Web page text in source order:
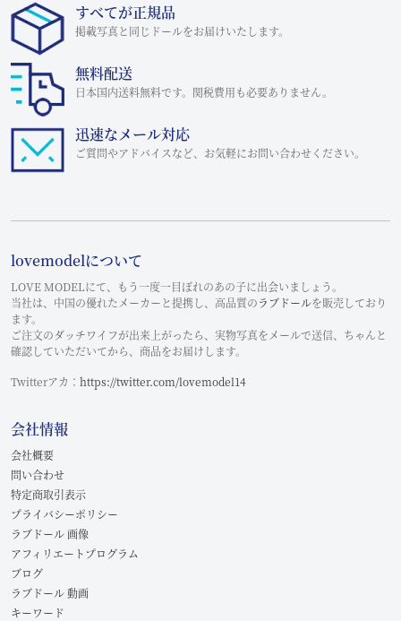
すべてが正規品
掲載写真と同じドールをお届けいたします。
無料配送
日本国内送料無料です。関税費用も必要ありません。
迅速なメール対応
ご質問やアドバイスなど、お気軽にお問い合わせください。
lovemodelについて
LOVE MODELにて、もう一度一目ぼれのあの子に出会いましょう。
当社は、中国の優れたメーカーと提携し、高品質のラブドールを販売しており
ます。
ご注文のダッチワイフが出来上がったら、実物写真をメールで送信、ちゃんと
確認していただいてから、商品をお届けします。
Twitterアカ： https://twitter.com/lovemodel14
会社情報
会社概要
問い合わせ
特定商取引表示
プライバシーポリシー
ラブドール 画像
アフィリエートプログラム
ブログ
ラブドール 動画
キーワード